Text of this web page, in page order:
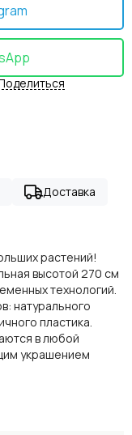
Доставка
растений!
высотой 270 см
технологий.
натурального
пластика.
в любой
украшением